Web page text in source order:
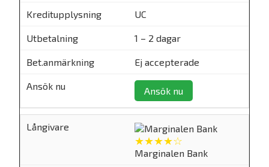
UC
1 – 2 dagar
Ej accepterade
Ansök nu
★★★★☆
Marginalen Bank